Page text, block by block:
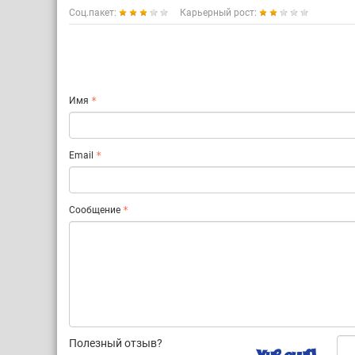
Соц.пакет: Карьерный рост:
Имя
Email
Сообщение
Полезный отзыв?